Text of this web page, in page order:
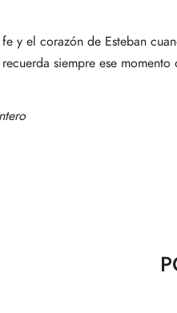
y el corazón de Esteban
siempre ese momento